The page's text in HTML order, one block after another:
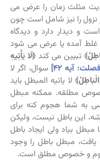
مثلث زمان را عرض می
را نیز شامل است چون
و دیدار دارد و دیدگاه
غلط آمده یا عرض می شود
تبیین می کند ﴿لَا يَأْتِيهِ
فصلت: آیه ۴۲ ] سوال، اگر لا
لا یاتیه المبطل باید
مطلقه. ممکنه مبطل
به شما هجوم کنه برای
این باطل نیست، ولیکن
بیاد ولی ایجاد باطل
یافت، مبطل باطل را وجود
و خصوص مطلق است.